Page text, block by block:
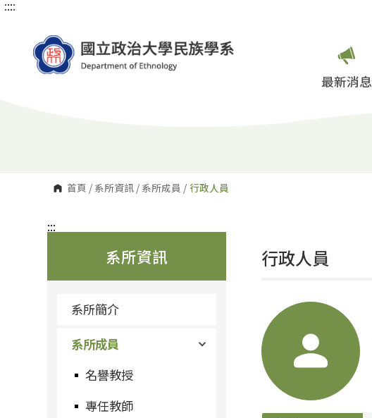
跳
:::
最新消息
首頁 / 系所資訊 / 系所成員 / 行政人員
:::
系所資訊
系所簡介
系所成員
名譽教授
專任教師
:::
行政人員